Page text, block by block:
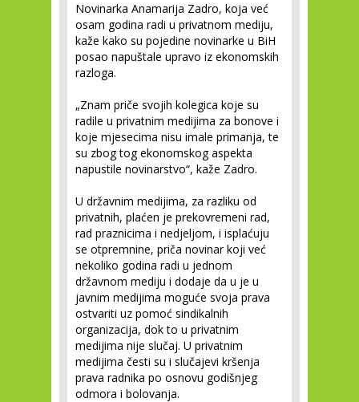
Novinarka Anamarija Zadro, koja već
osam godina radi u privatnom mediju,
kaže kako su pojedine novinarke u BiH
posao napuštale upravo iz ekonomskih
razloga.
„Znam priče svojih kolegica koje su
radile u privatnim medijima za bonove i
koje mjesecima nisu imale primanja, te
su zbog tog ekonomskog aspekta
napustile novinarstvo“, kaže Zadro.
U državnim medijima, za razliku od
privatnih, plaćen je prekovremeni rad,
rad praznicima i nedjeljom, i isplaćuju
se otpremnine, priča novinar koji već
nekoliko godina radi u jednom
državnom mediju i dodaje da u je u
javnim medijima moguće svoja prava
ostvariti uz pomoć sindikalnih
organizacija, dok to u privatnim
medijima nije slučaj. U privatnim
medijima česti su i slučajevi kršenja
prava radnika po osnovu godišnjeg
odmora i bolovanja.